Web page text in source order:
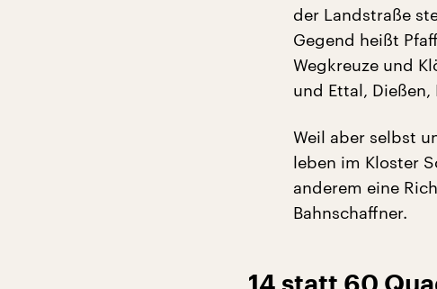
der Landstraße
Gegend heißt
Wegkreuze und
und Ettal,
Weil aber selbst
leben im Kloster
anderem eine
Bahnschaffner.